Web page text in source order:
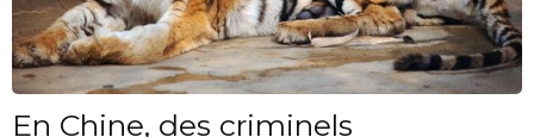
En Chine, des criminels